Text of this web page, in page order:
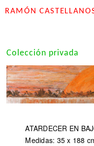
RAMÓN
Colección privada
ATARDECER EN
Medidas: 35 x 188